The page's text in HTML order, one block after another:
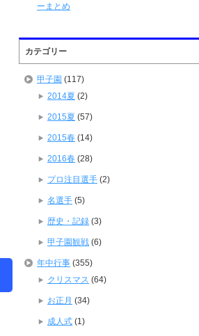
ーまとめ
カテゴリー
甲子園 (117)
2014夏 (2)
2015夏 (57)
2015春 (14)
2016春 (28)
プロ注目選手 (2)
名選手 (5)
歴史・記録 (3)
甲子園観戦 (6)
年中行事 (355)
クリスマス (64)
お正月 (34)
成人式 (1)